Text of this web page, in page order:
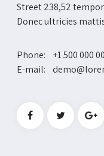
Street 238,52 tempor
Donec ultricies
Phone: +1 500 000
E-mail: